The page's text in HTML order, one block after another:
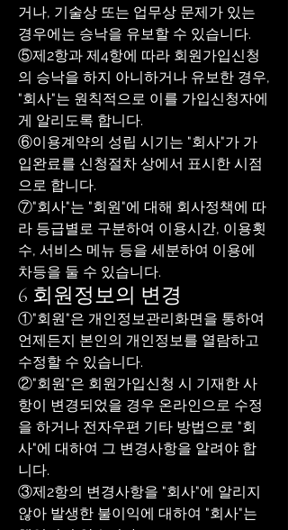
거나, 기술상 또는 업무상 문제가 있는
경우에는 승낙을 유보할 수 있습니다.
⑤제2항과 제4항에 따라 회원가입신청
의 승낙을 하지 아니하거나 유보한 경우,
"회사"는 원칙적으로 이를 가입신청자에
게 알리도록 합니다.
⑥이용계약의 성립 시기는 "회사"가 가
입완료를 신청절차 상에서 표시한 시점
으로 합니다.
⑦"회사"는 "회원"에 대해 회사정책에 따
라 등급별로 구분하여 이용시간, 이용횟
수, 서비스 메뉴 등을 세분하여 이용에
차등을 둘 수 있습니다.
6 회원정보의 변경
①"회원"은 개인정보관리화면을 통하여
언제든지 본인의 개인정보를 열람하고
수정할 수 있습니다.
②"회원"은 회원가입신청 시 기재한 사
항이 변경되었을 경우 온라인으로 수정
을 하거나 전자우편 기타 방법으로 "회
사"에 대하여 그 변경사항을 알려야 합
니다.
③제2항의 변경사항을 "회사"에 알리지
않아 발생한 불이익에 대하여 "회사"는